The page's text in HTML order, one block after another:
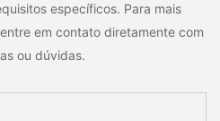
específicos. Para mais
em contato diretamente com
ou dúvidas.